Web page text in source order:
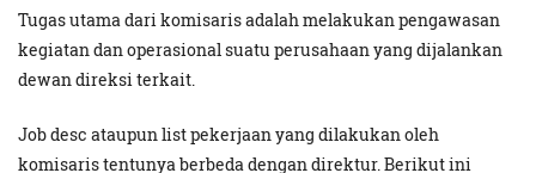
Tugas utama dari komisaris adalah melakukan pengawasan
kegiatan dan operasional suatu perusahaan yang dijalankan
dewan direksi terkait.
Job desc ataupun list pekerjaan yang dilakukan oleh
komisaris tentunya berbeda dengan direktur. Berikut ini